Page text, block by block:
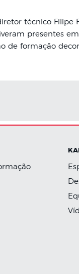
técnico Filipe
presentes
de formação